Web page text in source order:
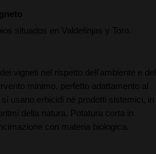
situados en Valdefinjas y Toro.
vigneti nel rispetto dell'ambiente e del
minimo, perfetto adattamento al
usano erbicidi né prodotti sistemici, in
della natura. Potatura corta in
con materia biologica.